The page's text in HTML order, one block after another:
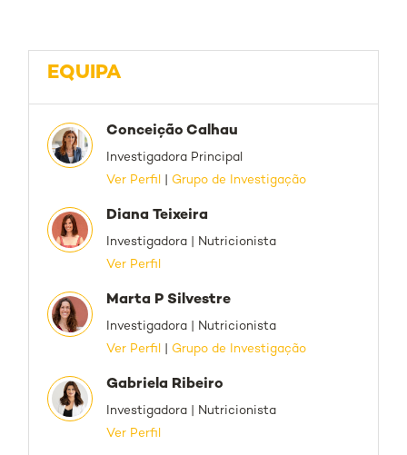
EQUIPA
Conceição Calhau
Investigadora Principal
Ver Perfil
Grupo de Investigação
Diana Teixeira
Investigadora | Nutricionista
Ver Perfil
Marta P Silvestre
Investigadora | Nutricionista
Ver Perfil
Grupo de Investigação
Gabriela Ribeiro
Investigadora | Nutricionista
Ver Perfil